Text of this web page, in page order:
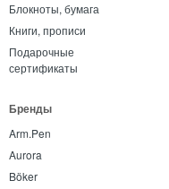
Блокноты, бумага
Книги, прописи
Подарочные
сертификаты
Бренды
Arm.Pen
Aurora
Böker